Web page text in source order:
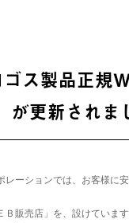
ゴス製品正規
が更新されま
レーションでは、お客様に
Ｂ販売店」を、設けています